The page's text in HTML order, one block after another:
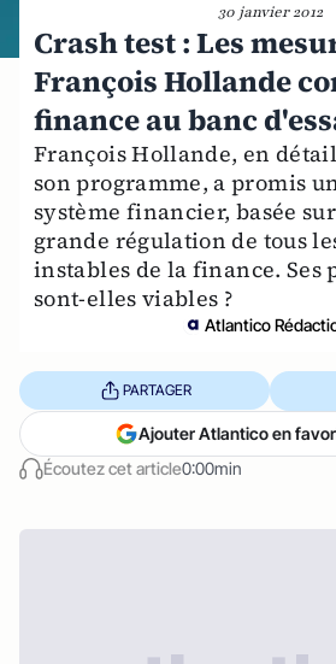
30 janvier 2012
Crash test : Les
François Hollande
finance au banc
François Hollande, en
son programme, a promis
système financier, basée
grande régulation de tous
instables de la finance. Ses
sont-elles viables ?
Atlantico
Écoutez cet article0:00min
PARTAGER
Ajouter Atlantico en